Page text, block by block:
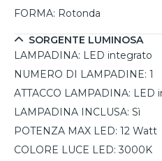
FORMA: Rotonda
SORGENTE LUMINOSA
LAMPADINA: LED integrato
NUMERO DI LAMPADINE: 1
ATTACCO LAMPADINA: LED
LAMPADINA INCLUSA: Sì
POTENZA MAX LED: 12 Watt
COLORE LUCE LED: 3000K